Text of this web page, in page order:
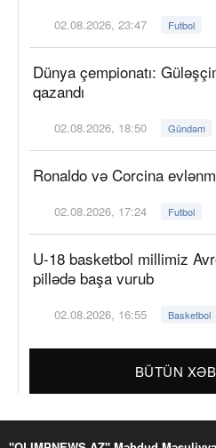
02.08.2026, 23:47 Futbol
Dünya çempionatı:
qazandı
02.08.2026, 18:50 Gündəm
Ronaldo və Corcina
02.08.2026, 17:24 Futbol
U-18 basketbol millimiz
pillədə başa vurub
02.08.2026, 16:55 Basketbol
BÜTÜN